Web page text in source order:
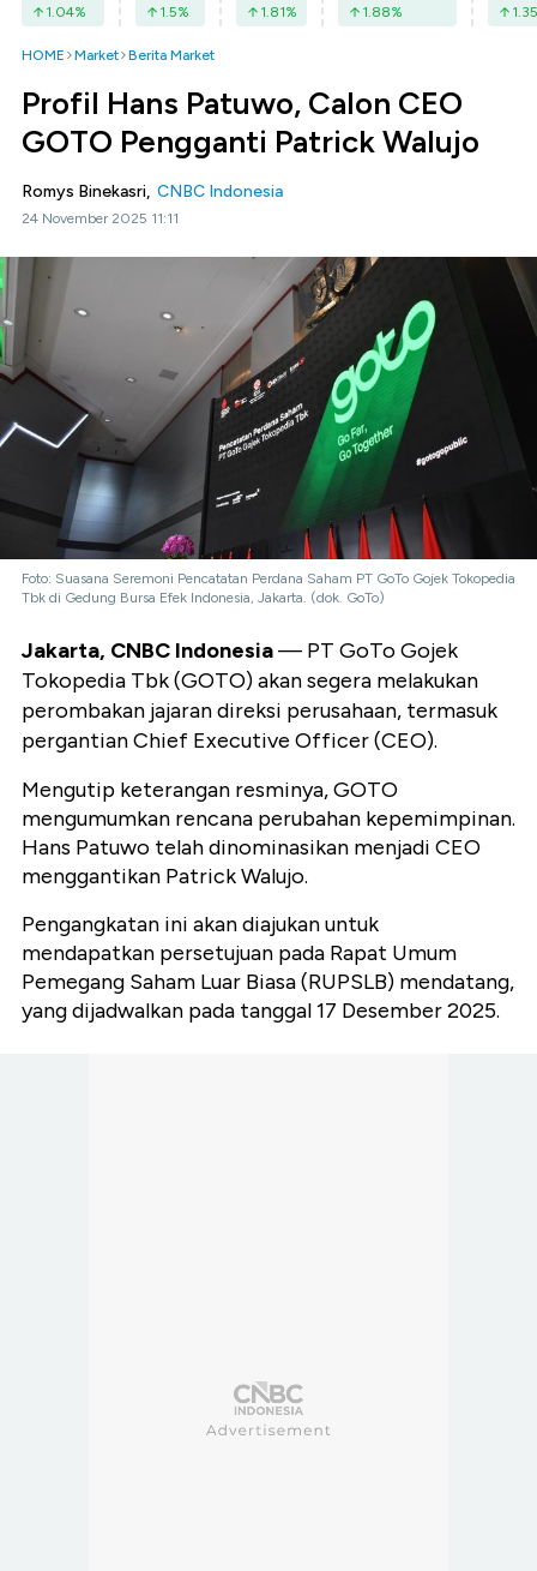
1.04% 1.5% 1.81% 1.88% 1.35
HOME Market Berita Market
Profil Hans Patuwo, Calon CEO
GOTO Pengganti Patrick Walujo
Romys Binekasri, CNBC Indonesia
24 November 2025 11:11
Foto: Suasana Seremoni Pencatatan Perdana Saham PT GoTo Gojek Tokopedia
Tbk di Gedung Bursa Efek Indonesia, Jakarta. (dok. GoTo)
Jakarta, CNBC Indonesia— PT GoTo Gojek
Tokopedia Tbk (GOTO) akan segera melakukan
perombakan jajaran direksi perusahaan, termasuk
pergantian Chief Executive Officer (CEO).
Mengutip keterangan resminya, GOTO
mengumumkan rencana perubahan kepemimpinan.
Hans Patuwo telah dinominasikan menjadi CEO
menggantikan Patrick Walujo.
Pengangkatan ini akan diajukan untuk
mendapatkan persetujuan pada Rapat Umum
Pemegang Saham Luar Biasa (RUPSLB) mendatang,
yang dijadwalkan pada tanggal 17 Desember 2025.